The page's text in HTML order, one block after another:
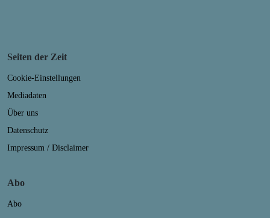
Seiten der Zeit
Cookie-Einstellungen
Mediadaten
Über uns
Datenschutz
Impressum / Disclaimer
Abo
Abo